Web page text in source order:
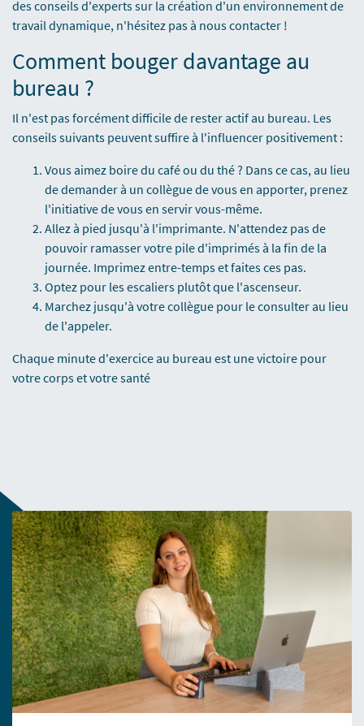
des conseils d'experts sur la création d'un environnement de
travail dynamique, n'hésitez pas à nous contacter !
Comment bouger davantage au
bureau ?
Il n'est pas forcément difficile de rester actif au bureau. Les
conseils suivants peuvent suffire à l'influencer positivement :
Vous aimez boire du café ou du thé ? Dans ce cas, au lieu
de demander à un collègue de vous en apporter, prenez
l'initiative de vous en servir vous-même.
Allez à pied jusqu'à l'imprimante. N'attendez pas de
pouvoir ramasser votre pile d'imprimés à la fin de la
journée. Imprimez entre-temps et faites ces pas.
Optez pour les escaliers plutôt que l'ascenseur.
Marchez jusqu'à votre collègue pour le consulter au lieu
de l'appeler.
Chaque minute d'exercice au bureau est une victoire pour
votre corps et votre santé